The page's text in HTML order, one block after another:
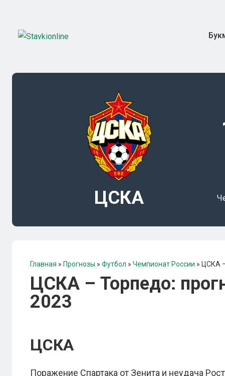
ЦСКА
Главная » Прогнозы » Футбол » Чемпионат России » ЦСКА
ЦСКА – Торпедо:
2023
ЦСКА
Поражение Спартака от Зенита и неудача